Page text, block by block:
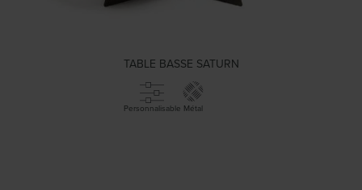
TABLE BASSE SATURN
Personnalisable Métal